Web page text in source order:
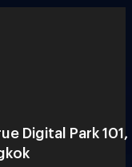
Digital Park 101,